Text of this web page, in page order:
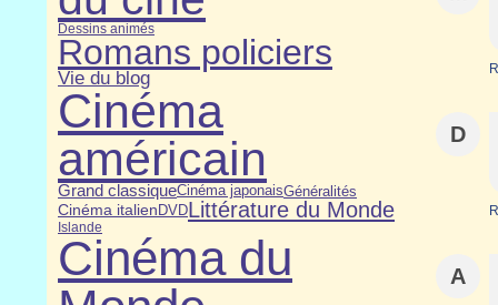
Dessins animés
Romans policiers
Vie du blog
Cinéma
américain
Grand classiqueCinéma japonaisGénéralités
Cinéma italienDVDLittérature du Monde
Islande
Cinéma du
D
A